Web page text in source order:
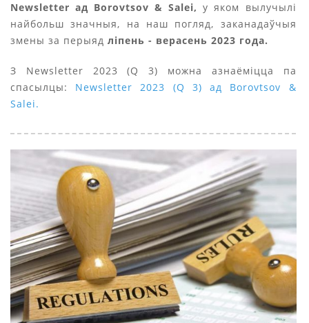
Newsletter ад Borovtsov & Salei, у яком вылучылі
найбольш значныя, на наш погляд, заканадаўчыя
змены за перыяд ліпень - верасень 2023 года.
З Newsletter 2023 (Q 3) можна азнаёміцца па
спасылцы: Newsletter 2023 (Q 3) ад Borovtsov &
Salei.